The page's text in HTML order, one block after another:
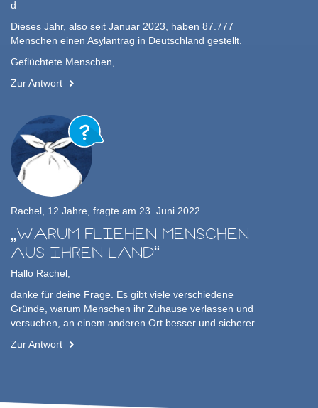
d
Dieses Jahr, also seit Januar 2023, haben 87.777
Menschen einen Asylantrag in Deutschland gestellt.
Geflüchtete Menschen,...
Zur Antwort
Rachel, 12 Jahre, fragte am 23. Juni 2022
WARUM FLIEHEN MENSCHEN
AUS IHREN LAND
Hallo Rachel,
danke für deine Frage. Es gibt viele verschiedene
Gründe, warum Menschen ihr Zuhause verlassen und
versuchen, an einem anderen Ort besser und sicherer...
Zur Antwort